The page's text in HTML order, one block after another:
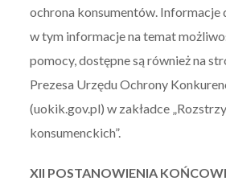
ochrona konsumentów. Informacje
w tym informacje na temat
pomocy, dostępne są również na
Prezesa Urzędu Ochrony
(uokik.gov.pl) w zakładce
konsumenckich”.
XII POSTANOWIENIA